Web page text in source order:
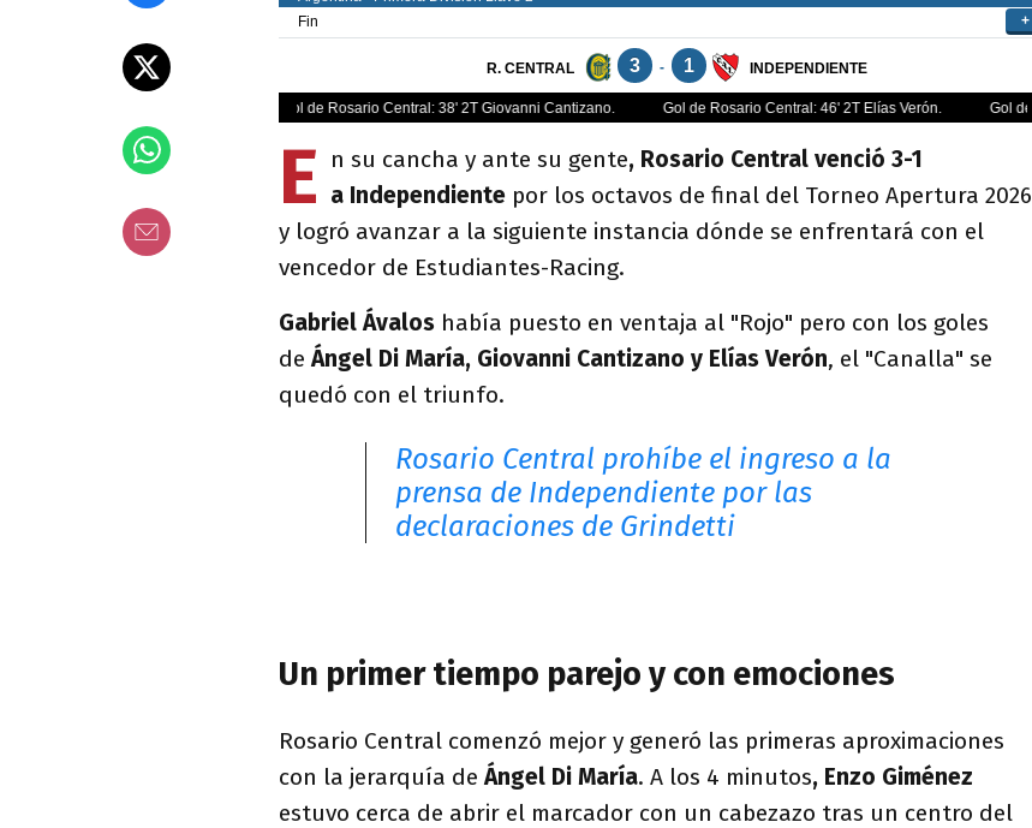
E n su cancha y ante su gente, Rosario Central venció 3-1
a Independiente por los octavos de final del Torneo Apertura 2026
y logró avanzar a la siguiente instancia dónde se enfrentará con el
vencedor de Estudiantes-Racing.
Gabriel Ávalos había puesto en ventaja al "Rojo" pero con los goles
deÁngel Di María, Giovanni Cantizano y Elías Verón, el "Canalla" se
quedó con el triunfo.
Rosario Central prohíbe el ingreso a la
prensa de Independiente por las
declaraciones de Grindetti
Un primer tiempo parejo y con emociones
Rosario Central comenzó mejor y generó las primeras aproximaciones
con la jerarquía deÁngel Di María. A los 4 minutos, Enzo Giménez
estuvo cerca de abrir el marcador con un cabezazo tras un centro del